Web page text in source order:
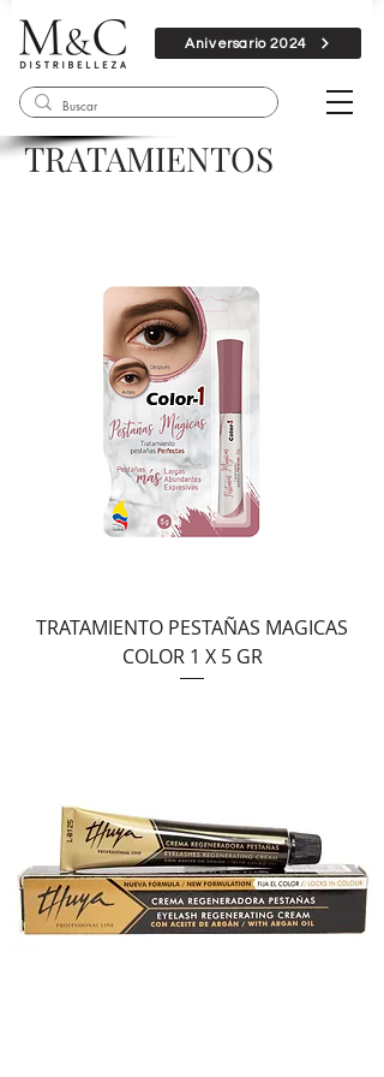
Aniversario 2024
TRATAMIENTOS
TRATAMIENTO PESTAÑAS MAGICAS
COLOR 1 X 5 GR